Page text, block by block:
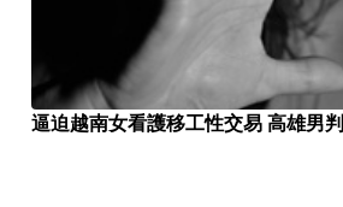
逼迫越南女看護移工性交易 高雄男